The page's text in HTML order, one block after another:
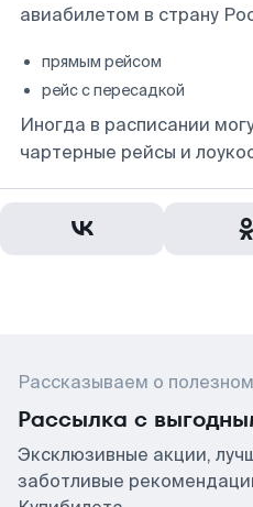
авиабилетом в страну
прямым рейсом
рейс с пересадкой
Иногда в расписании
чартерные рейсы и
Рассказываем о
Рассылка с
Эксклюзивные акции,
заботливые